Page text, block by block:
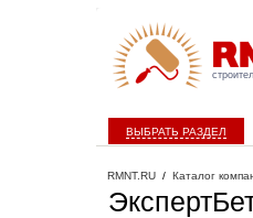
ВЫБРАТЬ РАЗДЕЛ
RMNT.RU / Каталог